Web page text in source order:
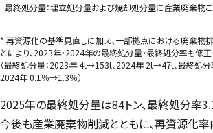
最終処分量：埋立処分量および焼却処分量に産業廃棄物
* 再資源化の基準見直しに加え、一部拠点における廃棄物
とにより、2023年・2024年の最終処分量・最終処分率も修正
（最終処分量：2023年 4t→153t、2024年 2t→47t、最終処分
2024年 0.1％→1.3％）
2025年の最終処分量は84トン、最終処分率
今後も産業廃棄物削減とともに、再資源化